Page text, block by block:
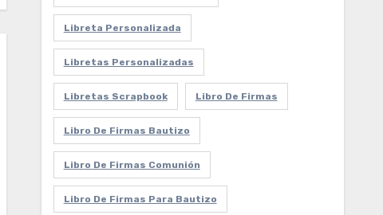
Libreta Personalizada
Libretas Personalizadas
Libretas Scrapbook Libro De Firmas
Libro De Firmas Bautizo
Libro De Firmas Comunión
Libro De Firmas Para Bautizo